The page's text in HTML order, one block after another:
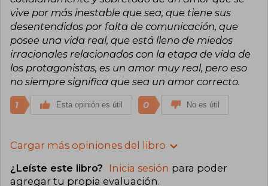
vive por más inestable que sea, que tiene sus
desentendidos por falta de comunicación, que
posee una vida real, que está lleno de miedos
irracionales relacionados con la etapa de vida de
los protagonistas, es un amor muy real, pero eso
no siempre significa que sea un amor correcto.
1 Esta opinión es útil 0 No es útil
Cargar más opiniones del libro
¿Leíste este libro? Inicia sesión para poder
agregar tu propia evaluación.